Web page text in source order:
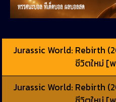
Jurassic World: Rebirth
ชีวิตใหม่ [
Jurassic World: Rebirth